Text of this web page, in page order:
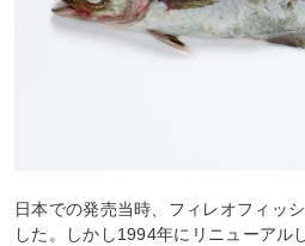
日本での発売当時、フィレオフィッ
した。しかし1994年にリニューアル